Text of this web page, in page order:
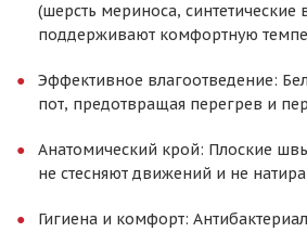
(шерсть мериноса, синтетические
поддерживают комфортную
Эффективное влагоотведение:
пот, предотвращая перегрев и
Анатомический крой: Плоские
не стесняют движений и не
Гигиена и комфорт: